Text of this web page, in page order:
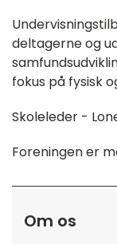
deltagerne og
fokus på fysisk
Skoleleder -
Foreningen er
Om os